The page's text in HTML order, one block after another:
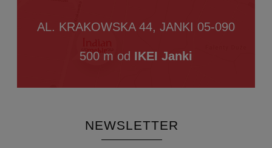
AL. KRAKOWSKA 44, JANKI 05-090
500 m od IKEI Janki
NEWSLETTER